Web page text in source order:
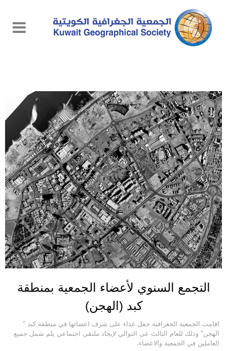
التجمع السنوي لأعضاء الجمعية بمنطقة
كبد (الهجن)
اقامت الجمعية الجغرافية حفل غذاء على شرف اعضائها في منطقة كبد "
الهجن" وذلك للعام الثالث عى التوالي لإيجاد ملتقى اجتماعي يلم شمل جميع
العاملين في الجمعية والاعضاء،